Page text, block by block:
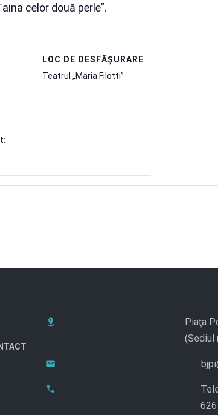
celor două perle”.
LOC DE DESFĂȘURARE
Teatrul „Maria Filotti”
Piaţa
(Sediul